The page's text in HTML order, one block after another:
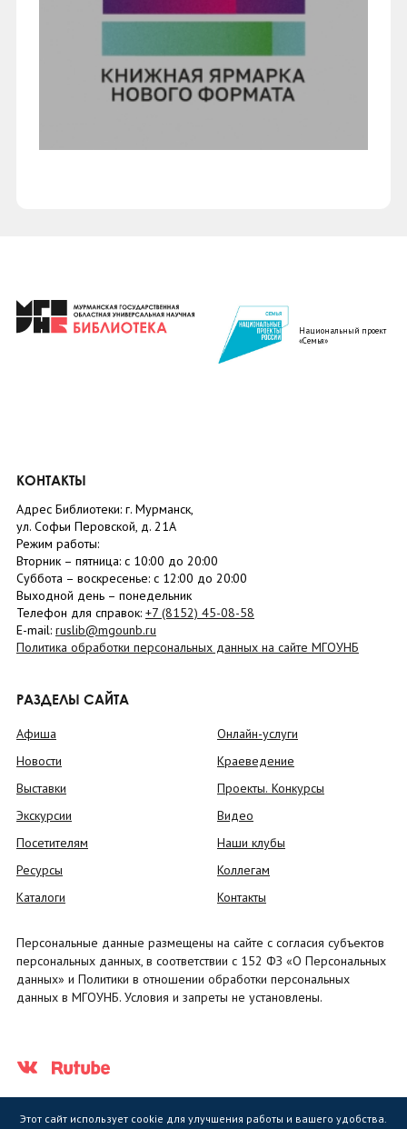
Национальный проект
«Семья»
КОНТАКТЫ
Адрес Библиотеки: г. Мурманск,
ул. Софьи Перовской, д. 21А
Режим работы:
Вторник – пятница: с 10:00 до 20:00
Суббота – воскресенье: c 12:00 до 20:00
Выходной день – понедельник
Телефон для справок: +7 (8152) 45-08-58
E-mail: ruslib@mgounb.ru
Политика обработки персональных данных на сайте МГОУНБ
РАЗДЕЛЫ САЙТА
Афиша
Новости
Выставки
Экскурсии
Посетителям
Ресурсы
Каталоги
Онлайн-услуги
Краеведение
Проекты. Конкурсы
Видео
Наши клубы
Коллегам
Контакты
Персональные данные размещены на сайте с согласия субъектов
персональных данных, в соответствии с 152 ФЗ «О Персональных
данных» и Политики в отношении обработки персональных
данных в МГОУНБ. Условия и запреты не установлены.
Этот сайт использует cookie для улучшения работы и вашего удобства.